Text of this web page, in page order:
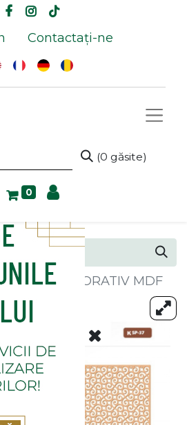
Contactați-ne
(0 găsite)
0
PANOU DECORATIV MDF